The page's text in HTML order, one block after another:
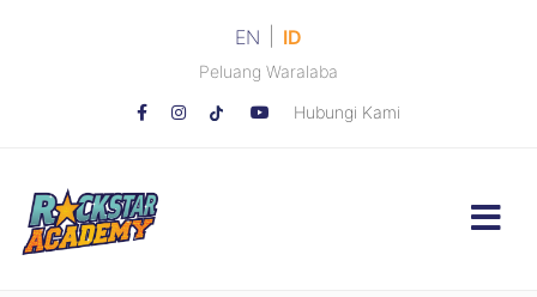
EN ID
Peluang Waralaba
Hubungi Kami